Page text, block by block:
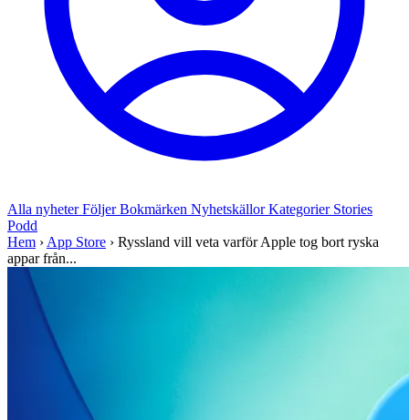
Alla nyheterFöljerBokmärken NyhetskällorKategorier Stories
Podd
Hem › App Store › Ryssland vill veta varför Apple tog bort ryska
appar från...